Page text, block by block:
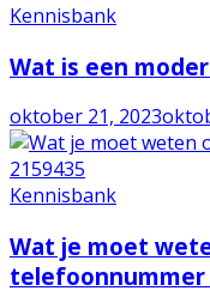
Kennisbank
Wat is een
oktober 21, 2023
Kennisbank
Wat je moet
telefoonnummer